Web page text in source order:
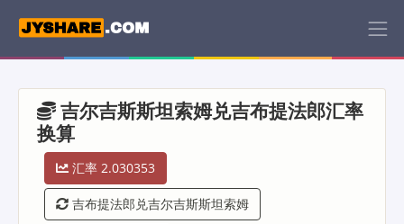
吉尔吉斯斯坦索姆兑吉布提法郎汇率
换算
汇率 2.030353
吉布提法郎兑吉尔吉斯斯坦索姆